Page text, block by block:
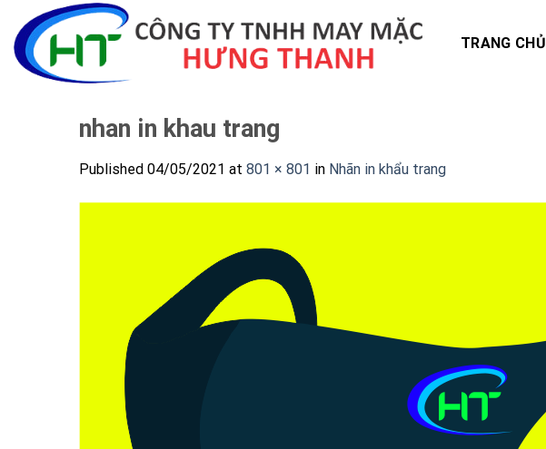
content
TRANG CHỦ
nhan in khau trang
Published 04/05/2021 at 801 × 801 in Nhãn in khẩu trang